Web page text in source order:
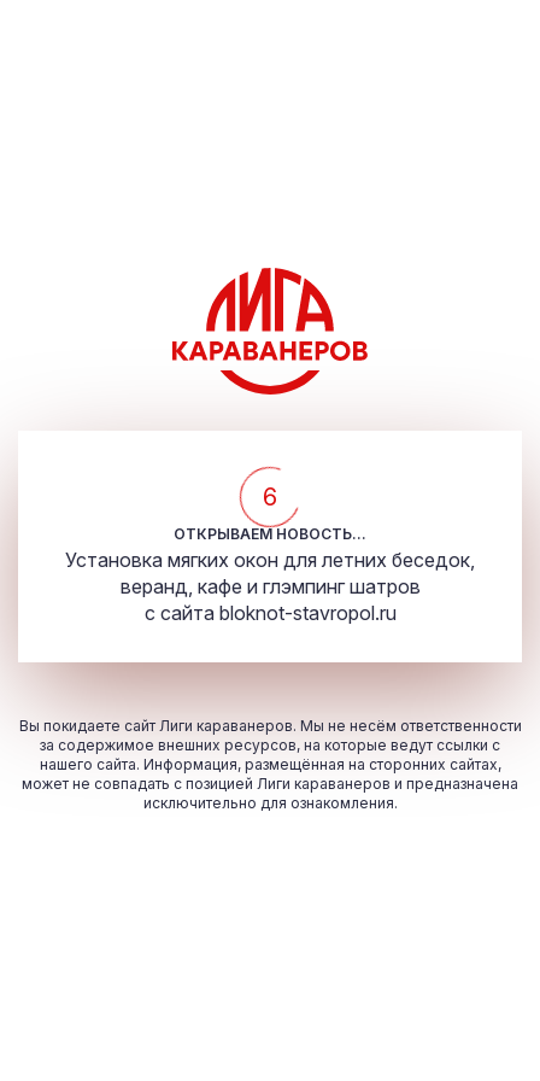
5
ОТКРЫВАЕМ НОВОСТЬ...
Установка мягких окон для летних беседок,
веранд, кафе и глэмпинг шатров
с сайта bloknot-stavropol.ru
Вы покидаете сайт Лиги караванеров. Мы не несём ответственности
за содержимое внешних ресурсов, на которые ведут ссылки с
нашего сайта. Информация, размещённая на сторонних сайтах,
может не совпадать с позицией Лиги караванеров и предназначена
исключительно для ознакомления.